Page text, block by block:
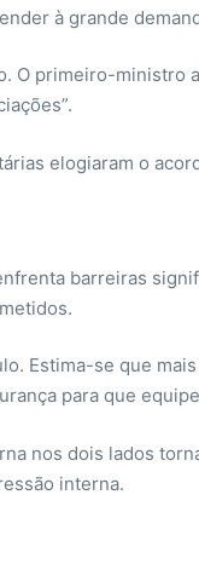
à grande
O primeiro-ministro
elogiaram o
barreiras
Estima-se que
para que
nos dois lados
interna.